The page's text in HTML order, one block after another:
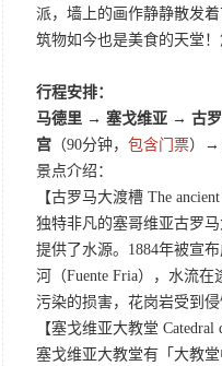
派，墙上的画作静静散发
筑物如今也是美食的天堂
行程安排：
马德里 → 塞戈维亚 → 古
宫 （90分钟， 包含门票）→
景点介绍：
【古罗马大渡槽 The ancient
独特非凡的塞哥维亚古罗
提供了水源。1884年被宣
河（Fuente Fria），水流
污染的损害，花岗岩受到
【塞戈维亚大教堂 Catedral
塞戈维亚大教堂有「大教